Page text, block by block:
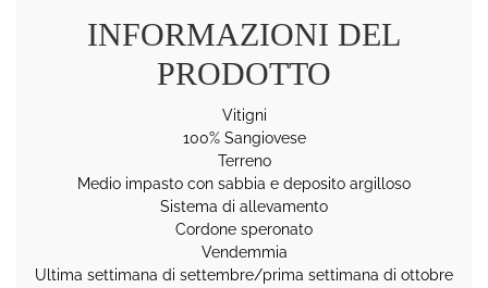
INFORMAZIONI DEL
PRODOTTO
Vitigni
100% Sangiovese
Terreno
Medio impasto con sabbia e deposito argilloso
Sistema di allevamento
Cordone speronato
Vendemmia
Ultima settimana di settembre/prima settimana di ottobre